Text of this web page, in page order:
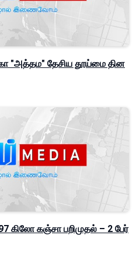
"அத்தம" தேசிய தூய்மை தின
கஞ்சா பறிமுதல் – 2 பேர்